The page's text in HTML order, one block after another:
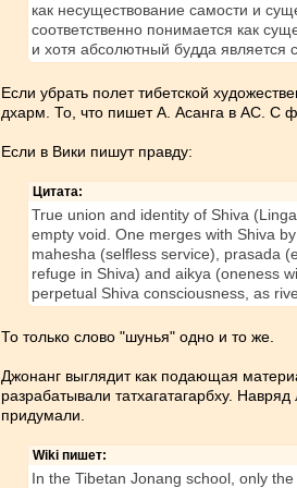
как несуществование самости и
соответственно понимается как
и хотя абсолютный будда является
Если убрать полет тибетской
дхарм. То, что пишет А. Асанга в АС. С
Если в Вики пишут правду:
Цитата:
True union and identity of Shiva
empty void. One merges with Shiva
mahesha (selfless service), prasada
refuge in Shiva) and aikya (oneness
perpetual Shiva consciousness, as
То только слово "шунья" одно и то же.
Джонанг выглядит как подающая
разрабатывали татхагатагарбху.
придумали.
Wiki пишет:
In the Tibetan Jonang school, only